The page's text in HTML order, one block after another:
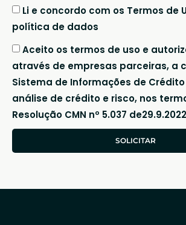
Li e concordo com os Termos de
política de dados
Aceito os termos de uso e
através de empresas parceiras, a
Sistema de Informações de
análise de crédito e risco, nos
Resolução CMN nº 5.037 de29.9.2022
SOLICITAR